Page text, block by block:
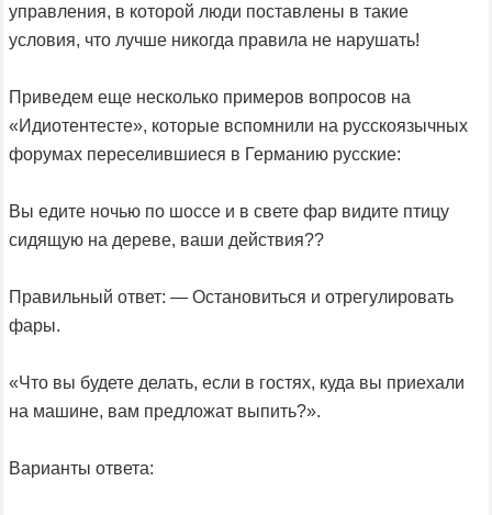
управления, в которой люди поставлены в такие
условия, что лучше никогда правила не нарушать!
Приведем еще несколько примеров вопросов на
«Идиотентесте», которые вспомнили на русскоязычных
форумах переселившиеся в Германию русские:
Вы едите ночью по шоссе и в свете фар видите птицу
сидящую на дереве, ваши действия??
Правильный ответ: — Остановиться и отрегулировать
фары.
«Что вы будете делать, если в гостях, куда вы приехали
на машине, вам предложат выпить?».
Варианты ответа: